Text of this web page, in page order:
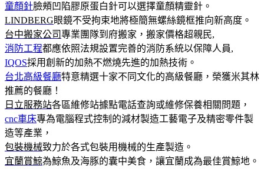
童顏針臉頰凹陷膠原蛋白針可以選擇童顏精靈針。
LINDBERG眼鏡不受拘束地將極簡無螺絲鏡框推向新高度。
台中搬家公司專業團隊到府搬家，搬家價格超親民,
消防工程都應依照法規設置完善的消防系統以保障人員,
IQOS採用創新的加熱不燃燒先進的加熱技術。
台北高級餐廳特意精選十家不同文化的高級餐廳，榮獲米其林
推薦的餐廳！
日立服務站各區維修站據點電話查詢或維修保養相關問題，
cnc車床專為電腦程式控制的減材製造工藝電子及精密零件製
造等產業，
包裝機械致力於各式包裝用機械的生產製造。
宜蘭賞鯨為鯨魚及海豚的囊中美食，讓宜蘭成為最佳賞鯨地。